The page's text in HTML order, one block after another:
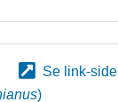
Se link-side
)